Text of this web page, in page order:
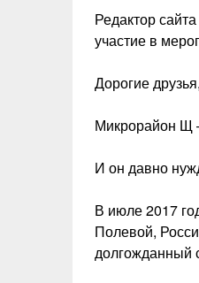
Редактор
участие в
Дорогие
Микрорайон Щ
И он давно
В июле 2017
Полевой,
долгожданный